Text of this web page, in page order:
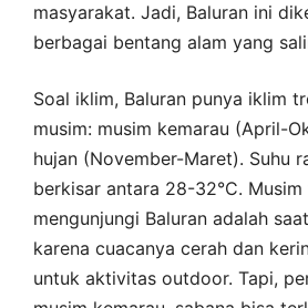
masyarakat. Jadi, Baluran ini
berbagai bentang alam yang
Soal iklim, Baluran punya iklim
musim: musim kemarau (April-
hujan (November-Maret). Suhu
berkisar antara 28-32°C.
mengunjungi Baluran adalah
karena cuacanya cerah dan
untuk aktivitas outdoor. Tapi,